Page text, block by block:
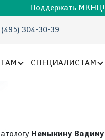
Поддержать МКНЦ!
(495) 304-30-39
СПЕЦИАЛИСТАМ
Немыкину